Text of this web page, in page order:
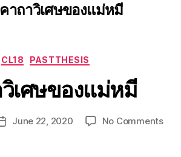
คาถาวิเศษของแม่หมี
CL18 PASTTHESIS
เศษของแม่หมี
June 22, 2020 No Comments